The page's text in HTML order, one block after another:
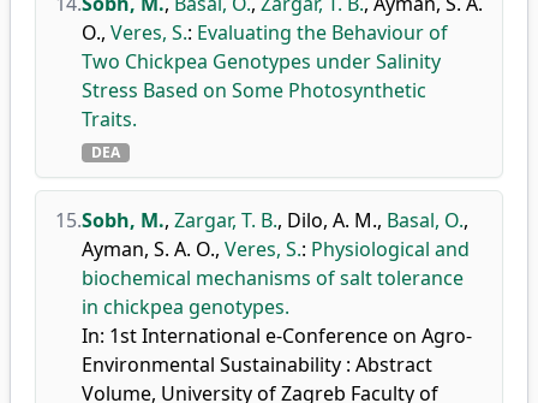
O., Veres, S.: Evaluating the Behaviour of
Two Chickpea Genotypes under Salinity
Stress Based on Some Photosynthetic
Traits.
DEA
15.Sobh, M., Zargar, T. B., Dilo, A. M., Basal, O.,
Ayman, S. A. O., Veres, S.: Physiological and
biochemical mechanisms of salt tolerance
in chickpea genotypes.
In: 1st International e-Conference on Agro-
Environmental Sustainability : Abstract
Volume, University of Zagreb Faculty of